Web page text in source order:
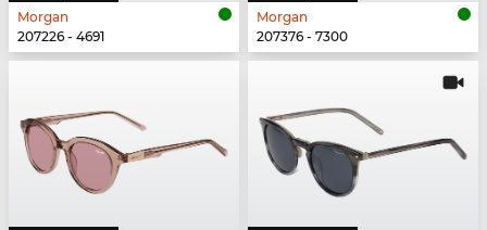
Morgan
207226 - 4691
Morgan
207376 - 7300